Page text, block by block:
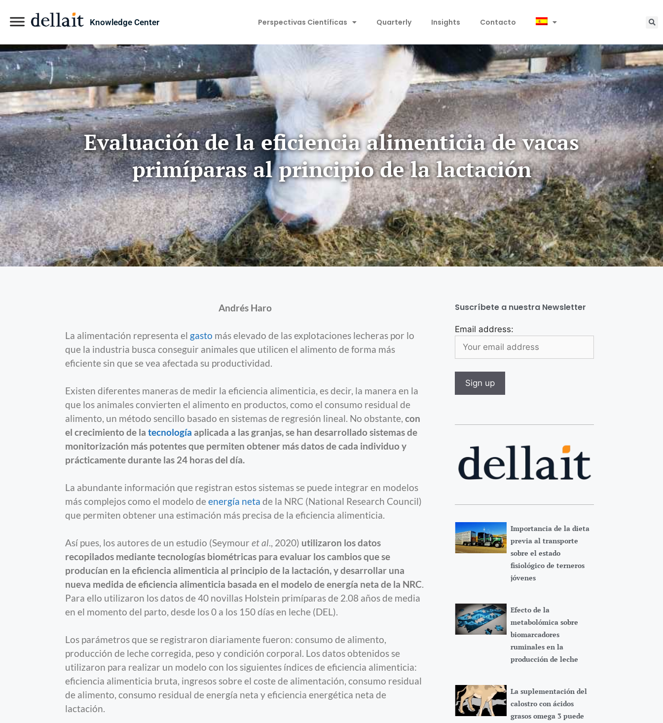
Knowledge Center Perspectivas Científicas Quarterly Insights Contacto
Evaluación de la eficiencia alimenticia de vacas
primíparas al principio de la lactación
Andrés Haro
La alimentación representa el gasto más elevado de las explotaciones lecheras por lo
que la industria busca conseguir animales que utilicen el alimento de forma más
eficiente sin que se vea afectada su productividad.
Existen diferentes maneras de medir la eficiencia alimenticia, es decir, la manera en la
que los animales convierten el alimento en productos, como el consumo residual de
alimento, un método sencillo basado en sistemas de regresión lineal. No obstante, con
el crecimiento de la tecnología aplicada a las granjas, se han desarrollado sistemas de
monitorización más potentes que permiten obtener más datos de cada individuo y
prácticamente durante las 24 horas del día.
La abundante información que registran estos sistemas se puede integrar en modelos
más complejos como el modelo de energía neta de la NRC (National Research Council)
que permiten obtener una estimación más precisa de la eficiencia alimenticia.
Así pues, los autores de un estudio (Seymour et al., 2020) utilizaron los datos
recopilados mediante tecnologías biométricas para evaluar los cambios que se
producían en la eficiencia alimenticia al principio de la lactación, y desarrollar una
nueva medida de eficiencia alimenticia basada en el modelo de energía neta de la NRC.
Para ello utilizaron los datos de 40 novillas Holstein primíparas de 2.08 años de media
en el momento del parto, desde los 0 a los 150 días en leche (DEL).
Los parámetros que se registraron diariamente fueron: consumo de alimento,
producción de leche corregida, peso y condición corporal. Los datos obtenidos se
utilizaron para realizar un modelo con los siguientes índices de eficiencia alimenticia:
eficiencia alimenticia bruta, ingresos sobre el coste de alimentación, consumo residual
de alimento, consumo residual de energía neta y eficiencia energética neta de
lactación.
Suscríbete a nuestra Newsletter
Email address:
Importancia de la dieta
previa al transporte
sobre el estado
fisiológico de terneros
jóvenes
Efecto de la
metabolómica sobre
biomarcadores
ruminales en la
producción de leche
La suplementación del
calostro con ácidos
grasos omega 3 puede